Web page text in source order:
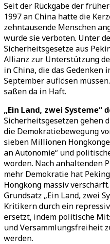
Seit der Rückgabe der
1997 an China hatte die
zehntausende Menschen
wurde sie verboten. Unter
Sicherheitsgesetze aus
Allianz zur Unterstützung
in China, die das
September auflösen
saßen da in Haft.
„Ein Land, zwei Systeme“
Sicherheitsgesetzen gehen
die Demokratiebewegung
sieben Millionen
an Autonomie“ und
worden. Nach anhaltenden
mehr Demokratie hat
Hongkong massiv
Grundsatz „Ein Land, zwei
Kritikern durch ein
ersetzt, indem politische
und Versammlungsfreiheit
werden.